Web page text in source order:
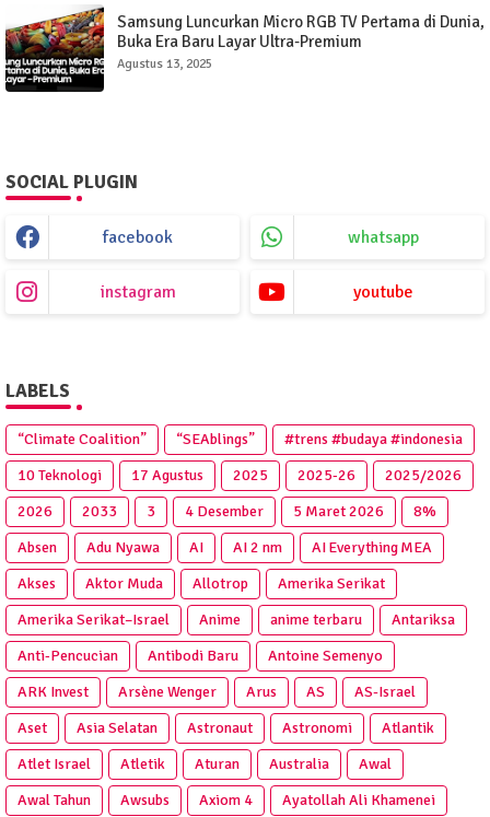
Samsung Luncurkan Micro RGB TV Pertama di Dunia,
Buka Era Baru Layar Ultra-Premium
Agustus 13, 2025
SOCIAL PLUGIN
facebook whatsapp
instagram youtube
LABELS
“Climate Coalition” “SEAblings”
#trens #budaya #indonesia
10 Teknologi
17 Agustus 2025 2025‑26
2025/2026
2026
2033 3 4 Desember 5 Maret 2026
8%
Absen
Adu Nyawa AI AI 2 nm
AI Everything MEA
Akses
Aktor Muda Allotrop
Amerika Serikat
Amerika Serikat–Israel
Anime anime terbaru
Antariksa
Anti‑Pencucian
Antibodi Baru
Antoine Semenyo
ARK Invest
Arsène Wenger Arus AS
AS-Israel
Aset
Asia Selatan Astronaut Astronomi
Atlantik
Atlet Israel
Atletik Aturan Australia
Awal
Awal Tahun
Awsubs Axiom 4
Ayatollah Ali Khamenei